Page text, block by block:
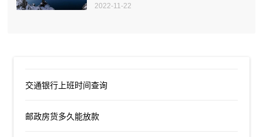
2022-11-22
交通银行上班时间查询
邮政房货多久能放款